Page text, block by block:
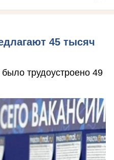
45 тысяч
трудоустроено 49